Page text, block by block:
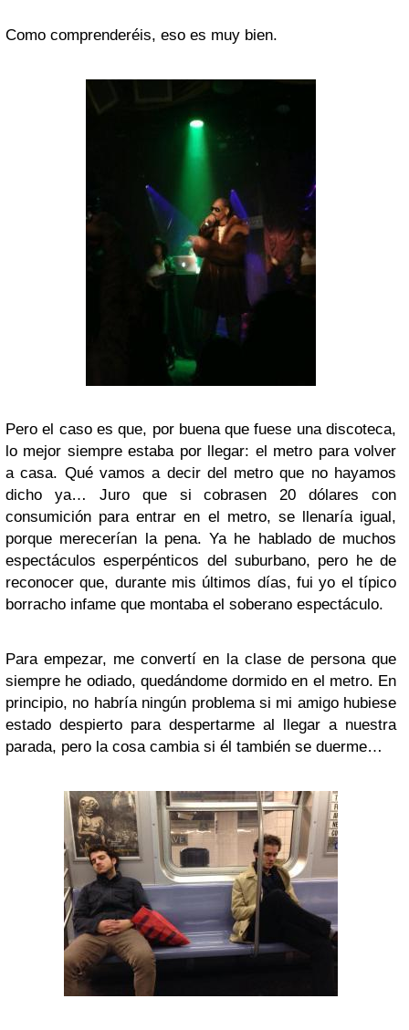
Como comprenderéis, eso es muy bien.
Pero el caso es que, por buena que fuese una discoteca,
lo mejor siempre estaba por llegar: el metro para volver
a casa. Qué vamos a decir del metro que no hayamos
dicho ya… Juro que si cobrasen 20 dólares con
consumición para entrar en el metro, se llenaría igual,
porque merecerían la pena. Ya he hablado de muchos
espectáculos esperpénticos del suburbano, pero he de
reconocer que, durante mis últimos días, fui yo el típico
borracho infame que montaba el soberano espectáculo.
Para empezar, me convertí en la clase de persona que
siempre he odiado, quedándome dormido en el metro. En
principio, no habría ningún problema si mi amigo hubiese
estado despierto para despertarme al llegar a nuestra
parada, pero la cosa cambia si él también se duerme…